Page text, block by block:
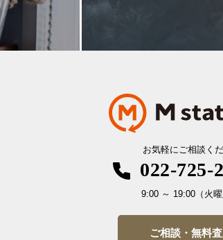
お気軽にご相談く
022-725-
9:00 ～ 19:00 （火
ご相談・無料